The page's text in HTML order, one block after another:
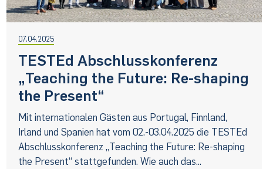
07.04.2025
TESTEd Abschlusskonferenz
„Teaching the Future: Re-shaping
the Present“
Mit internationalen Gästen aus Portugal, Finnland,
Irland und Spanien hat vom 02.-03.04.2025 die TESTEd
Abschlusskonferenz „Teaching the Future: Re-shaping
the Present“ stattgefunden. Wie auch das...